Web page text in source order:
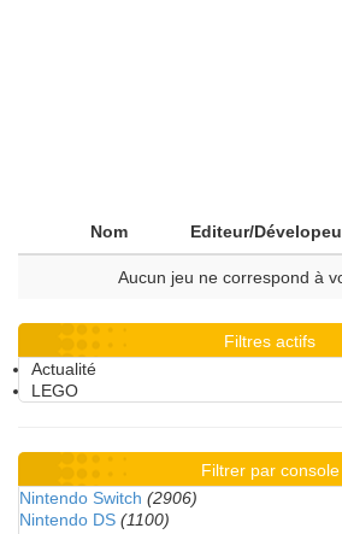
Nom Editeur/
Aucun jeu ne correspond à
Filtres actifs
Actualité
LEGO
Filtrer par console
Nintendo Switch (2906)
Nintendo DS (1100)